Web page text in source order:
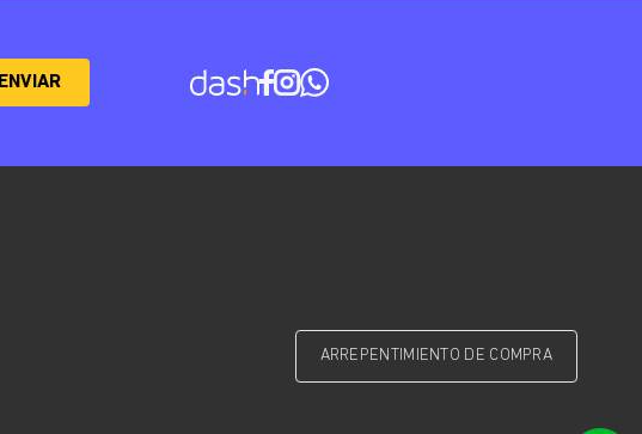
ENVIAR
ARREPENTIMIENTO DE COMPRA